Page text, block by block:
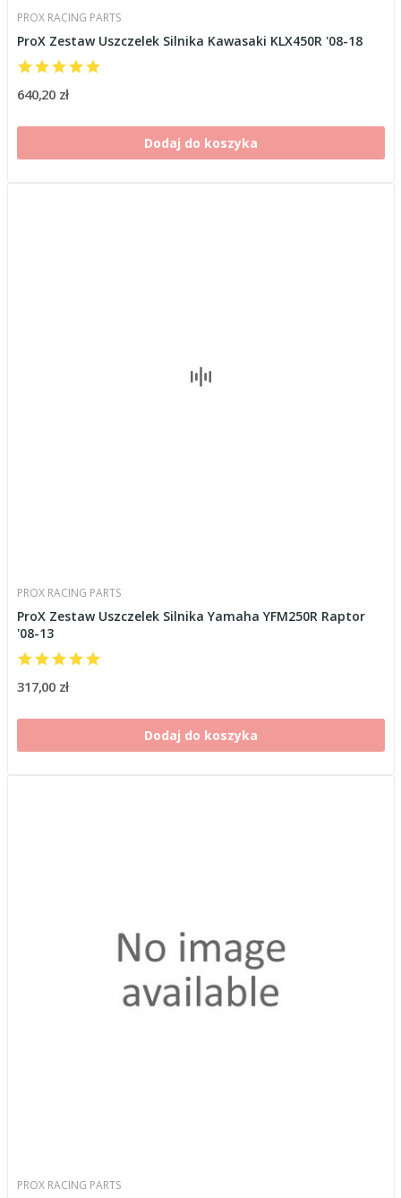
PROX RACING PARTS
ProX Zestaw Uszczelek Silnika Kawasaki KLX450R '08-18
640,20 zł
Dodaj do koszyka
PROX RACING PARTS
ProX Zestaw Uszczelek Silnika Yamaha YFM250R Raptor
'08-13
317,00 zł
Dodaj do koszyka
PROX RACING PARTS